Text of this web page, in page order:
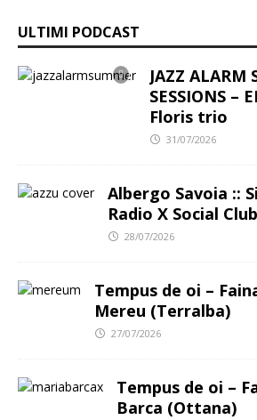
ULTIMI PODCAST
JAZZ ALARM
SESSIONS –
Floris trio
31/07/2026
Albergo Savoia ::
Radio X Social Club
28/07/2026
Tempus de oi –
Mereu (Terralba)
27/07/2026
Tempus de oi –
Barca (Ottana)